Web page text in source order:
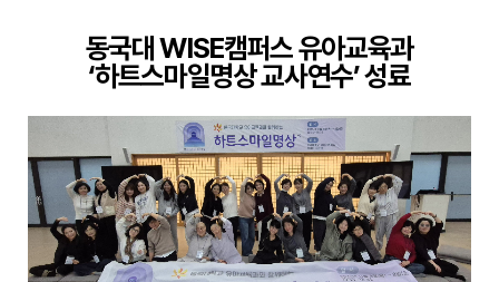
동국대WISE캠퍼스 유아교육과
‘하트스마일명상 교사연수’성료